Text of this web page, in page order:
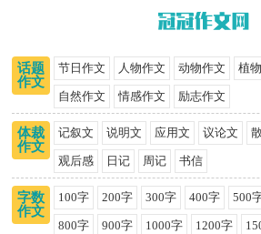
话题
作文
节日作文 人物作文 动物作文 植
自然作文 情感作文 励志作文
体裁
作文
记叙文 说明文 应用文 议论文
观后感 日记 周记 书信
字数
作文
100字 200字 300字 400字 500
800字 900字 1000字 1200字